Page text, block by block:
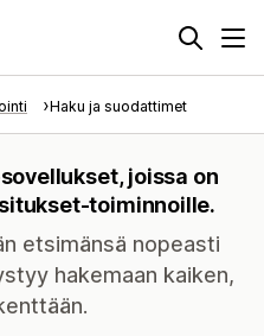
Haku ja suodattimet
joissa on
toiminnoille.
etsimänsä nopeasti
hakemaan kaiken,